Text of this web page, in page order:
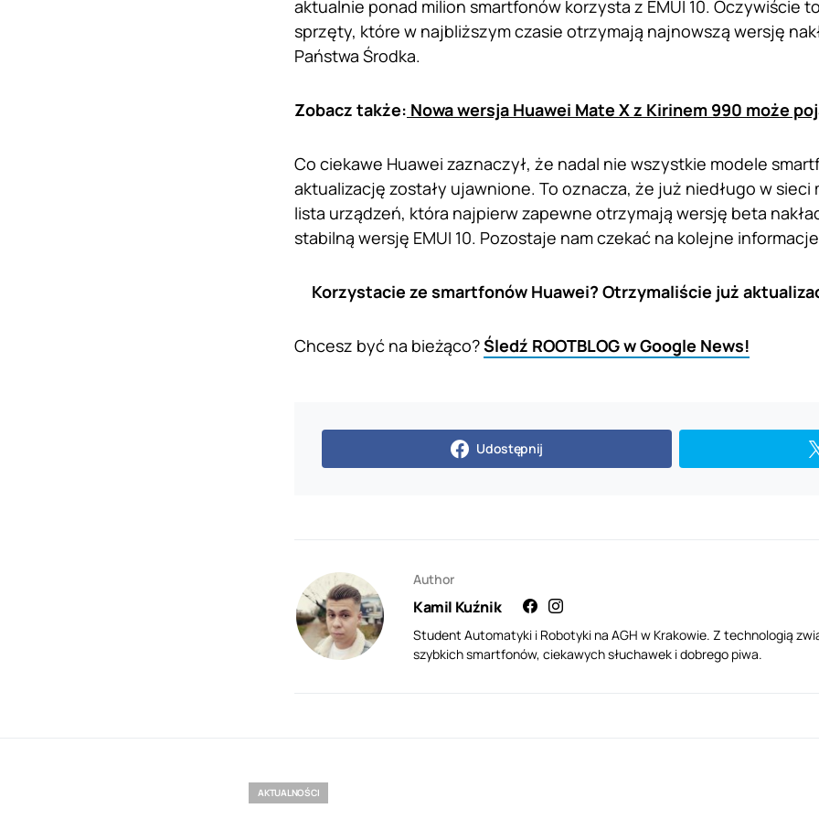
aktualnie ponad milion smartfonów korzysta z EMUI 10. Oczywiście
sprzęty, które w najbliższym czasie otrzymają najnowszą wersję
Państwa Środka.
Zobacz także: Nowa wersja Huawei Mate X z Kirinem 990 może
Co ciekawe Huawei zaznaczył, że nadal nie wszystkie modele
aktualizację zostały ujawnione. To oznacza, że już niedługo w
lista urządzeń, która najpierw zapewne otrzymają wersję beta
stabilną wersję EMUI 10. Pozostaje nam czekać na kolejne
Korzystacie ze smartfonów Huawei? Otrzymaliście już
Chcesz być na bieżąco?Śledź ROOTBLOG w Google News!
Udostępnij
Author
Kamil Kuźnik
Student Automatyki i Robotyki na AGH w Krakowie. Z technologią
szybkich smartfonów, ciekawych słuchawek i dobrego piwa.
AKTUALNOŚCI